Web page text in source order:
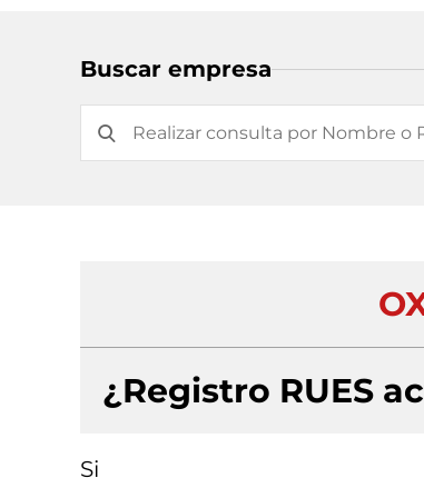
Buscar empresa
¿Registro RUES
Si